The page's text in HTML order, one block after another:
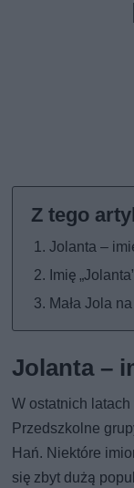
Jolanta –
Imię
Mała Jola
Jolanta –
W ostatnich
Przedszkolne
Hań. Niektóre
się zbyt dużą